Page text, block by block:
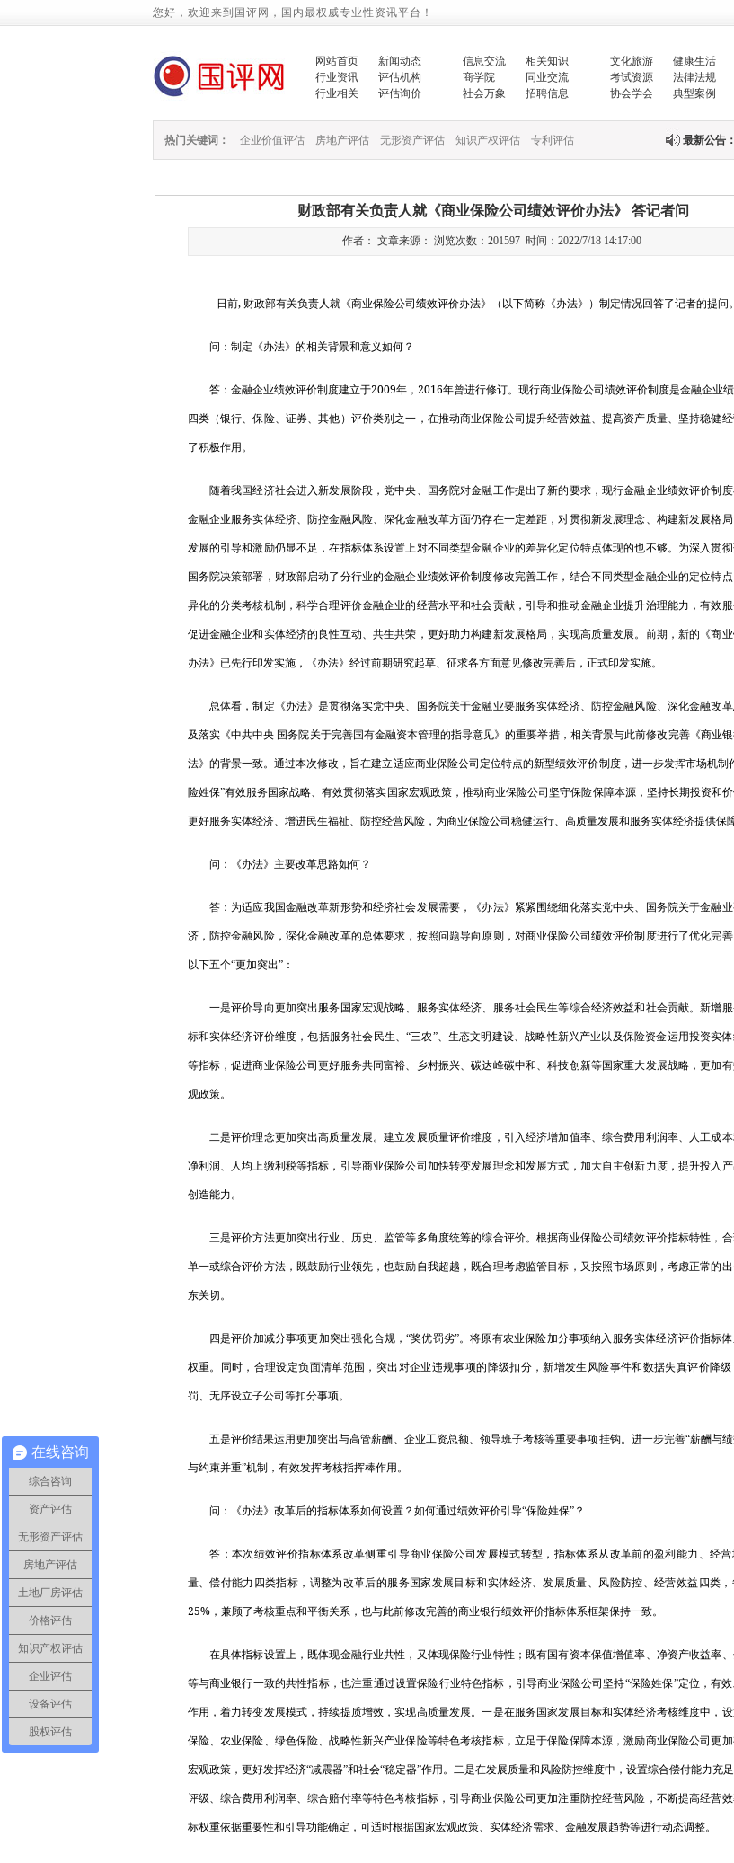
您好，欢迎来到国评网，国内最权威专业性资讯平台！
网站首页
新闻动态
行业资讯
评估机构
行业相关
评估询价
信息交流
相关知识
商学院
同业交流
社会万象
招聘信息
文化旅游
健康生活
考试资源
法律法规
协会学会
典型案例
热门关键词： 企业价值评估 房地产评估 无形资产评估 知识产权评估 专利评估 最新公告：
财政部有关负责人就《商业保险公司绩效评价办法》 答记者问
作者： 文章来源： 浏览次数：201597 时间：2022/7/18 14:17:00
日前, 财政部有关负责人就《商业保险公司绩效评价办法》（以下简称《办法》）制定情况回答了记者的提问。
问：制定《办法》的相关背景和意义如何？
答：金融企业绩效评价制度建立于2009年， 2016年曾进行修订。现行商业保险公司绩效评价制度是金融企业
四类（银行、保险、证券、其他）评价类别之一，在推动商业保险公司提升经营效益、提高资产质量、坚持稳健
了积极作用。
随着我国经济社会进入新发展阶段，党中央、国务院对金融工作提出了新的要求，现行金融企业绩效评价制度
金融企业服务实体经济、防控金融风险、深化金融改革方面仍存在一定差距，对贯彻新发展理念、构建新发展格
发展的引导和激励仍显不足，在指标体系设置上对不同类型金融企业的差异化定位特点体现的也不够。为深入贯彻
国务院决策部署，财政部启动了分行业的金融企业绩效评价制度修改完善工作，结合不同类型金融企业的定位特
异化的分类考核机制，科学合理评价金融企业的经营水平和社会贡献，引导和推动金融企业提升治理能力，有效服
促进金融企业和实体经济的良性互动、共生共荣，更好助力构建新发展格局，实现高质量发展。前期，新的《商
办法》已先行印发实施，《办法》经过前期研究起草、征求各方面意见修改完善后，正式印发实施。
总体看，制定《办法》是贯彻落实党中央、国务院关于金融业要服务实体经济、防控金融风险、深化金融改革
及落实《中共中央 国务院关于完善国有金融资本管理的指导意见》的重要举措，相关背景与此前修改完善《商业
法》的背景一致。通过本次修改，旨在建立适应商业保险公司定位特点的新型绩效评价制度，进一步发挥市场机制
险姓保”有效服务国家战略、有效贯彻落实国家宏观政策，推动商业保险公司坚守保险保障本源，坚持长期投资和价
更好服务实体经济、增进民生福祉、防控经营风险，为商业保险公司稳健运行、高质量发展和服务实体经济提供保障
问：《办法》主要改革思路如何？
答：为适应我国金融改革新形势和经济社会发展需要，《办法》紧紧围绕细化落实党中央、国务院关于金融业
济，防控金融风险，深化金融改革的总体要求，按照问题导向原则，对商业保险公司绩效评价制度进行了优化完
以下五个“更加突出”：
一是评价导向更加突出服务国家宏观战略、服务实体经济、服务社会民生等综合经济效益和社会贡献。新增服
标和实体经济评价维度，包括服务社会民生、“三农”、生态文明建设、战略性新兴产业以及保险资金运用投资实
等指标，促进商业保险公司更好服务共同富裕、乡村振兴、碳达峰碳中和、科技创新等国家重大发展战略，更加
观政策。
二是评价理念更加突出高质量发展。建立发展质量评价维度，引入经济增加值率、综合费用利润率、人工成本
净利润、人均上缴利税等指标，引导商业保险公司加快转变发展理念和发展方式，加大自主创新力度，提升投入
创造能力。
三是评价方法更加突出行业、历史、监管等多角度统筹的综合评价。根据商业保险公司绩效评价指标特性，合
单一或综合评价方法，既鼓励行业领先，也鼓励自我超越，既合理考虑监管目标，又按照市场原则，考虑正常的
东关切。
四是评价加减分事项更加突出强化合规，“奖优罚劣”。将原有农业保险加分事项纳入服务实体经济评价指标
权重。同时，合理设定负面清单范围，突出对企业违规事项的降级扣分，新增发生风险事件和数据失真评价降级
罚、无序设立子公司等扣分事项。
五是评价结果运用更加突出与高管薪酬、企业工资总额、领导班子考核等重要事项挂钩。进一步完善“薪酬与
与约束并重”机制，有效发挥考核指挥棒作用。
问：《办法》改革后的指标体系如何设置？如何通过绩效评价引导“保险姓保”？
答：本次绩效评价指标体系改革侧重引导商业保险公司发展模式转型，指标体系从改革前的盈利能力、经营
量、偿付能力四类指标，调整为改革后的服务国家发展目标和实体经济、发展质量、风险防控、经营效益四类，
25%，兼顾了考核重点和平衡关系，也与此前修改完善的商业银行绩效评价指标体系框架保持一致。
在具体指标设置上，既体现金融行业共性，又体现保险行业特性；既有国有资本保值增值率、净资产收益率、
等与商业银行一致的共性指标，也注重通过设置保险行业特色指标，引导商业保险公司坚持“保险姓保”定位，有
作用，着力转变发展模式，持续提质增效，实现高质量发展。一是在服务国家发展目标和实体经济考核维度中，
保险、农业保险、绿色保险、战略性新兴产业保险等特色考核指标，立足于保险保障本源，激励商业保险公司更
宏观政策，更好发挥经济“减震器”和社会“稳定器”作用。二是在发展质量和风险防控维度中，设置综合偿付能力充
评级、综合费用利润率、综合赔付率等特色考核指标，引导商业保险公司更加注重防控经营风险，不断提高经营
标权重依据重要性和引导功能确定，可适时根据国家宏观政策、实体经济需求、金融发展趋势等进行动态调整。
在线咨询
综合咨询
资产评估
无形资产评估
房地产评估
土地厂房评估
价格评估
知识产权评估
企业评估
设备评估
股权评估